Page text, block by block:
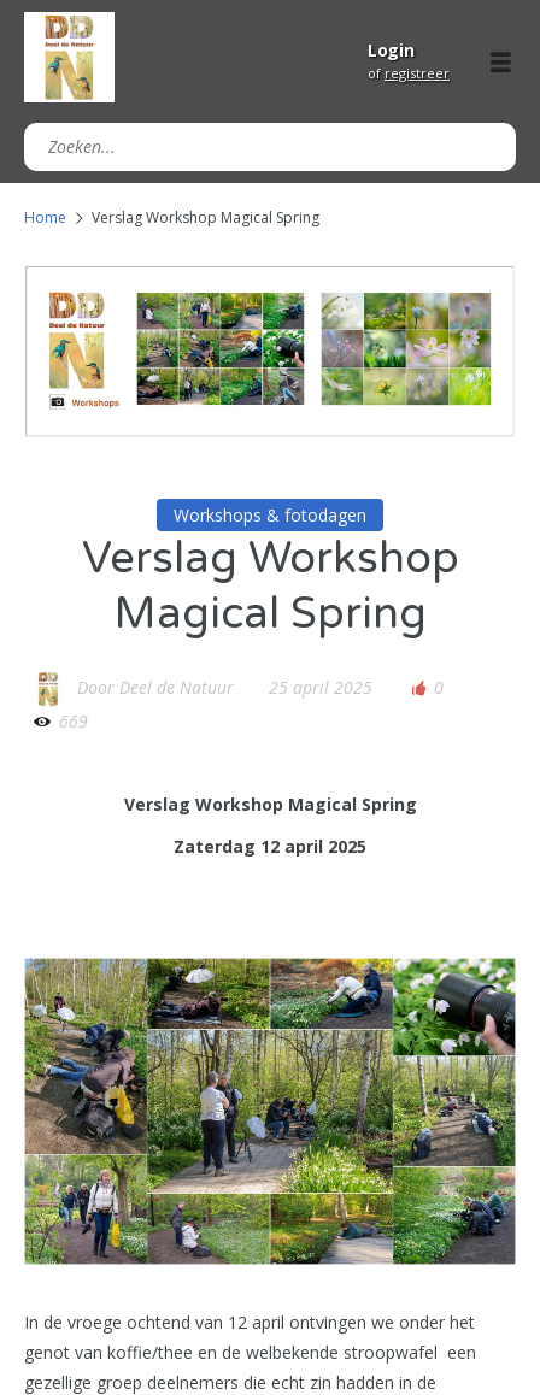
Login
of registreer
Home Verslag Workshop Magical Spring
Workshops & fotodagen
Verslag Workshop
Magical Spring
Door Deel de Natuur 25 april 2025
0
669
Verslag Workshop Magical Spring
Zaterdag 12 april 2025
In de vroege ochtend van 12 april ontvingen we onder het
genot van koffie/thee en de welbekende stroopwafel een
gezellige groep deelnemers die echt zin hadden in de